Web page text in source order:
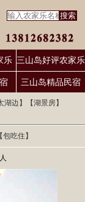
乐 三山岛好评农家乐
三山岛精品民宿
边】【湖景房】
吃住】